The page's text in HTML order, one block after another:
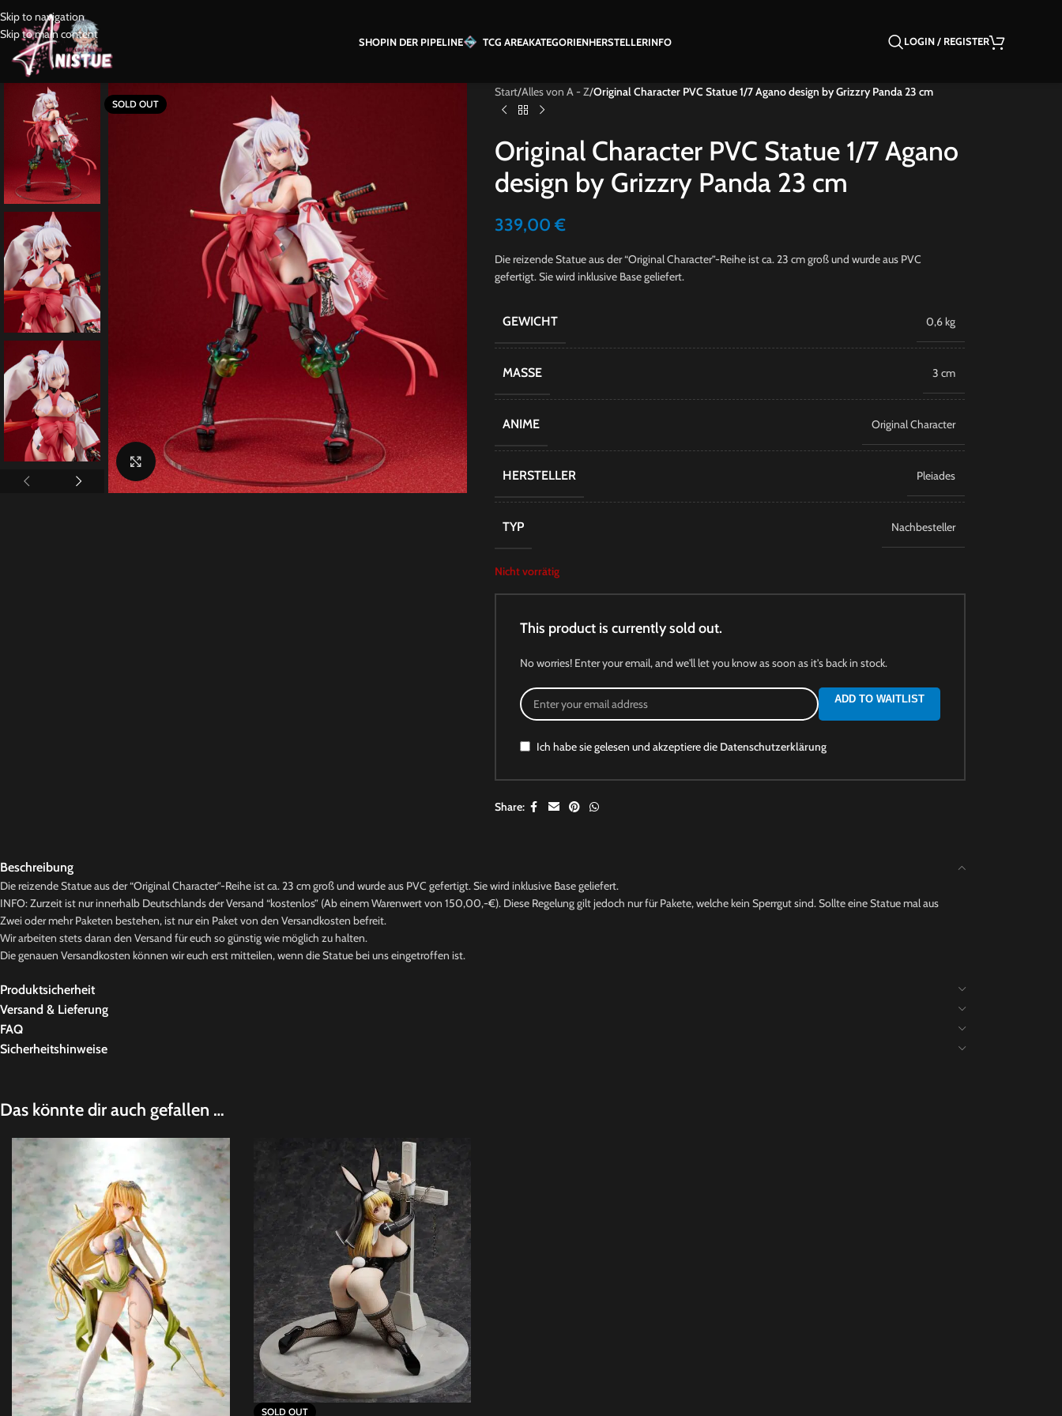
Skip to navigation
Skip to main content
SHOPIN DER PIPELINE TCG AREAKATEGORIENHERSTELLERINFO LOGIN / REGISTER
SOLD OUT
Click to enlarge
Start/Alles von A - Z/Original Character PVC Statue 1/7 Agano design by Grizzry Panda 23 cm
Original Character PVC Statue 1/7 Agano
design by Grizzry Panda 23 cm
339,00€
Die reizende Statue aus der “Original Character”-Reihe ist ca. 23 cm groß und wurde aus PVC
gefertigt. Sie wird inklusive Base geliefert.
GEWICHT 0,6 kg
MASSE 3 cm
ANIME Original Character
HERSTELLER Pleiades
TYP Nachbesteller
Nicht vorrätig
This product is currently sold out.
No worries! Enter your email, and we'll let you know as soon as it's back in stock.
ADD TO WAITLIST
Ich habe sie gelesen und akzeptiere die Datenschutzerklärung
Share:
Beschreibung
Die reizende Statue aus der “Original Character”-Reihe ist ca. 23 cm groß und wurde aus PVC gefertigt. Sie wird inklusive Base geliefert.
INFO: Zurzeit ist nur innerhalb Deutschlands der Versand “kostenlos” (Ab einem Warenwert von 150,00,-€). Diese Regelung gilt jedoch nur für Pakete, welche kein Sperrgut sind. Sollte eine Statue mal aus
Zwei oder mehr Paketen bestehen, ist nur ein Paket von den Versandkosten befreit.
Wir arbeiten stets daran den Versand für euch so günstig wie möglich zu halten.
Die genauen Versandkosten können wir euch erst mitteilen, wenn die Statue bei uns eingetroffen ist.
Produktsicherheit
Versand & Lieferung
FAQ
Sicherheitshinweise
Das könnte dir auch gefallen …
SOLD OUT